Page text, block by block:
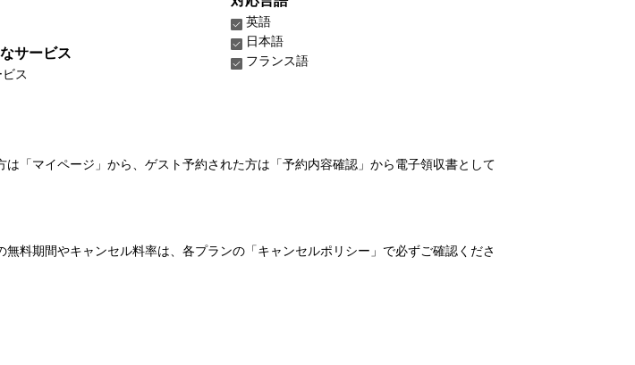
サービス
ス
英語
日本語
フランス語
「マイページ」から、ゲスト予約された方は「予約内容確認」から電子領収書として
料期間やキャンセル料率は、各プランの「キャンセルポリシー」で必ずご確認くださ